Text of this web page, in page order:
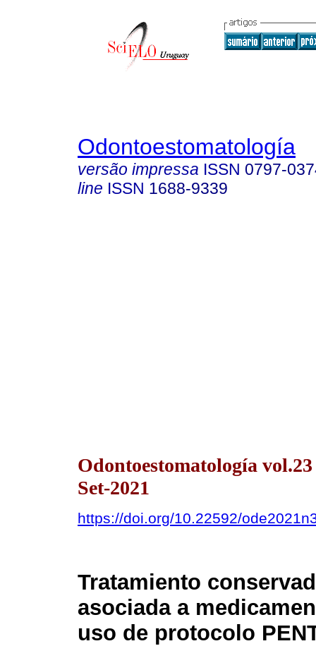
Odontoestomatología
versão impressa ISSN 0797-
line ISSN 1688-9339
Odontoestomatología
Set-2021
https://doi.org/10.22592/
Tratamiento
asociada a
uso de protocolo